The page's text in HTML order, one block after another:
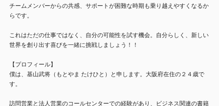
チームメンバーからの共感、サポートが困難な時期も乗り越えやすくなるか
らです。
これはただの仕事ではなく、自分の可能性を試す機会。自分らしく、新しい
世界を創り出す喜びを一緒に挑戦しましょう！！
【プロフィール】
僕は、基山武将（もとやま たけひと）と申します。大阪府在住の２４歳で
す。
訪問営業と法人営業のコールセンターでの経験があり、ビジネス関連の書籍